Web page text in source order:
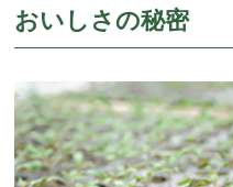
おいしさの秘密